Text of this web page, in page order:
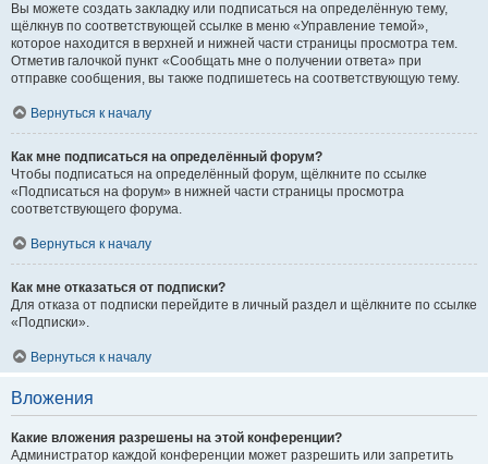
Вы можете создать закладку или подписаться на определённую тему,
щёлкнув по соответствующей ссылке в меню «Управление темой»,
которое находится в верхней и нижней части страницы просмотра тем.
Отметив галочкой пункт «Сообщать мне о получении ответа» при
отправке сообщения, вы также подпишетесь на соответствующую тему.
Вернуться к началу
Как мне подписаться на определённый форум?
Чтобы подписаться на определённый форум, щёлкните по ссылке
«Подписаться на форум» в нижней части страницы просмотра
соответствующего форума.
Вернуться к началу
Как мне отказаться от подписки?
Для отказа от подписки перейдите в личный раздел и щёлкните по ссылке
«Подписки».
Вернуться к началу
Вложения
Какие вложения разрешены на этой конференции?
Администратор каждой конференции может разрешить или запретить